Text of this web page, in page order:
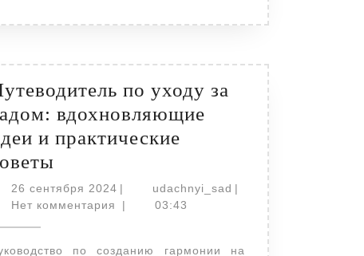
по уходу за
вдохновляющие
и практические
Путеводитель
по
уходу
26 сентября 2024 26
сентября
| udachnyi_sad udachnyi_sad
|
Нет комментария
| 03:43